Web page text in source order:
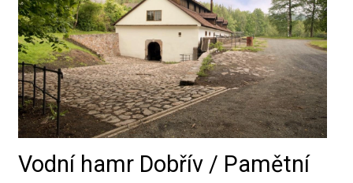
Vodní hamr Dobřív / Pamětní